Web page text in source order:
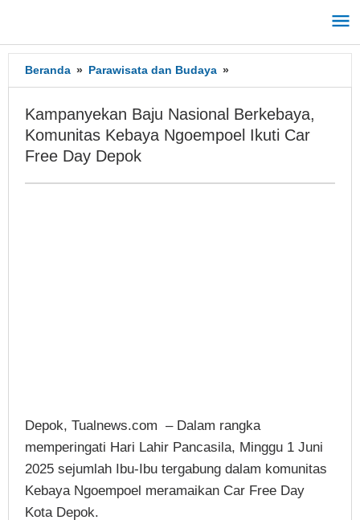
konten
Beranda » Parawisata dan Budaya »
Baju
Berkebaya,
Komunitas
Ikuti
Kampanyekan Baju Nasional Berkebaya,
Komunitas Kebaya Ngoempoel Ikuti Car
Free Day Depok
Depok, Tualnews.com – Dalam rangka
memperingati Hari Lahir Pancasila, Minggu 1 Juni
2025 sejumlah Ibu-Ibu tergabung dalam komunitas
Kebaya Ngoempoel meramaikan Car Free Day
Kota Depok.